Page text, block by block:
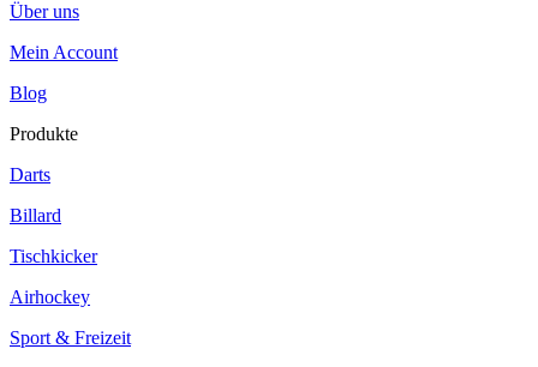
Über uns
Mein Account
Blog
Produkte
Darts
Billard
Tischkicker
Airhockey
Sport & Freizeit